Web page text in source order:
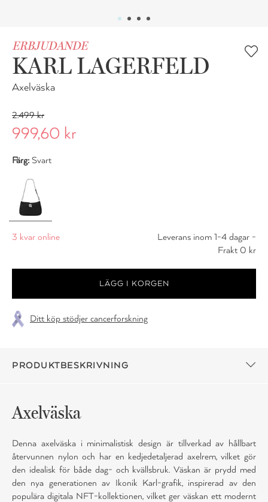
ERBJUDANDE
KARL LAGERFELD
Axelväska
2.499 kr
999,60 kr
Färg: Svart
3 kvar online
Leverans inom 1-4 dagar -
Frakt 0 kr
Ditt köp stödjer cancerforskning
PRODUKTBESKRIVNING
Axelväska
Denna axelväska i minimalistisk design är tillverkad av hållbart
återvunnen nylon och har en kedjedetaljerad axelrem, vilket gör
den idealisk för både dag- och kvällsbruk. Väskan är prydd med
den nya generationen av Ikonik Karl-grafik, inspirerad av den
populära digitala NFT-kollektionen, vilket ger väskan ett modernt